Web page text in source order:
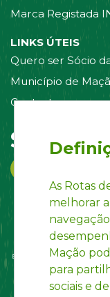
Marca Registada
LINKS ÚTEIS
Quero ser Sócio
Município de
Contacte-nos
Siga-
As Rotas
melhorar
Mação
para
sociais e